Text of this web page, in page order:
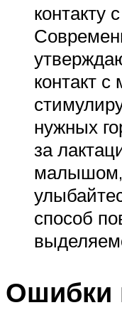
контакт
нужных
за
малышом,
способ
Ошибки